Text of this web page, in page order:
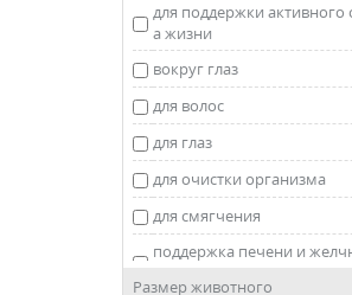
для поддержки активного
а жизни
вокруг глаз
для волос
для глаз
для очистки организма
для смягчения
поддержка печени и
Размер животного